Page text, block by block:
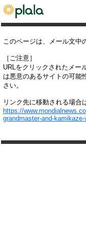
このページは、メール文中
［ご注意］
URLをクリックされたメー
は悪意のあるサイトの可能
さい。
リンク先に移動される場合
https://
grandmaster-and-